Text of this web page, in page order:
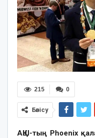
0
215
Бөлісу
АҚШ-тың Phoenix